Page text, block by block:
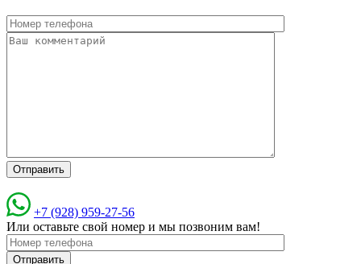
+7 (928) 959-27-56
Или оставьте свой номер и мы позвоним вам!